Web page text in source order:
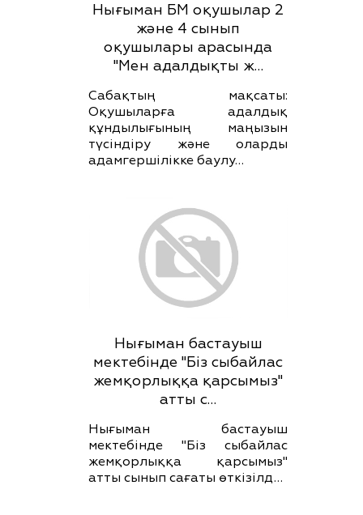
Нығыман БМ оқушылар 2
және 4 сынып
оқушылары арасында
"Мен адалдықты ж…
Сабақтың мақсаты:
Оқушыларға адалдық
құндылығының маңызын
түсіндіру және оларды
адамгершілікке баулу…
Нығыман бастауыш
мектебінде "Біз сыбайлас
жемқорлыққа қарсымыз"
атты с…
Нығыман бастауыш
мектебінде "Біз сыбайлас
жемқорлыққа қарсымыз"
атты сынып сағаты өткізілд…